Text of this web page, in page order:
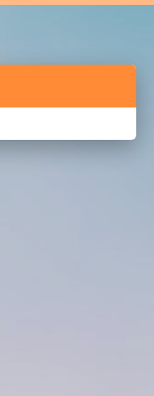
акселератор сделок